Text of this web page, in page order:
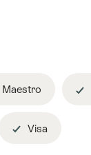
Maestro
Visa